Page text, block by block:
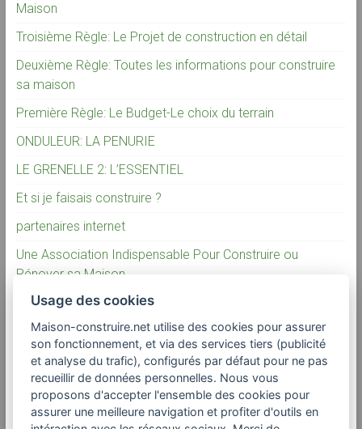
Maison
Troisième Règle: Le Projet de construction en détail
Deuxième Règle: Toutes les informations pour construire
sa maison
Première Règle: Le Budget-Le choix du terrain
ONDULEUR: LA PENURIE
LE GRENELLE 2: L’ESSENTIEL
Et si je faisais construire ?
partenaires internet
Une Association Indispensable Pour Construire ou
Rénover sa Maison
La vérité sur la construction individuelle
Commentaires récents
Usage des cookies
Maison-construire.net utilise des cookies pour assurer
son fonctionnement, et via des services tiers (publicité
et analyse du trafic), configurés par défaut pour ne pas
recueillir de données personnelles. Nous vous
proposons d'accepter l'ensemble des cookies pour
assurer une meilleure navigation et profiter d'outils en